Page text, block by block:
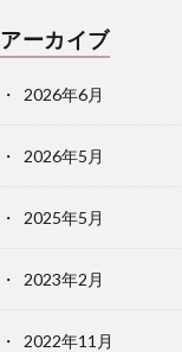
アーカイブ
2026年6月
2026年5月
2025年5月
2023年2月
2022年11月